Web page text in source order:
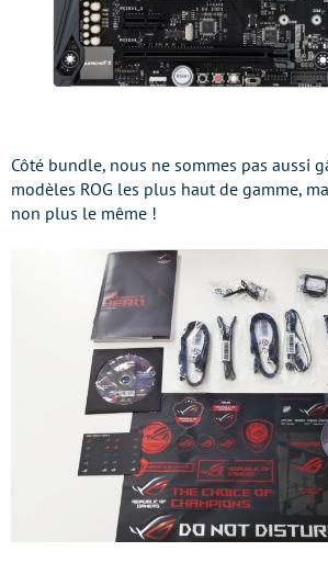
Côté bundle, nous ne sommes pas aussi
modèles ROG les plus haut de gamme,
non plus le même !